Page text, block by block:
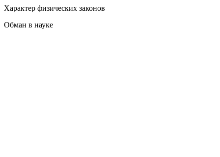
Характер физических законов
Обман в науке